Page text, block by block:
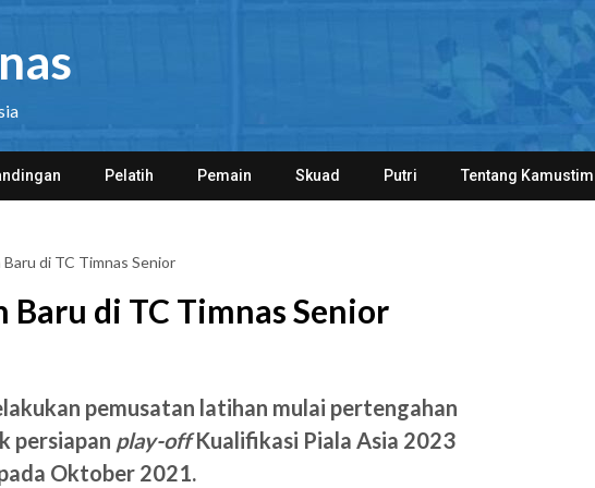
Pelatih Pemain Skuad Putri Tentang
di TC Timnas Senior
di TC Timnas Senior
pemusatan latihan mulai pertengahan
persiapan play-offKualifikasi Piala Asia 2023
Oktober 2021.